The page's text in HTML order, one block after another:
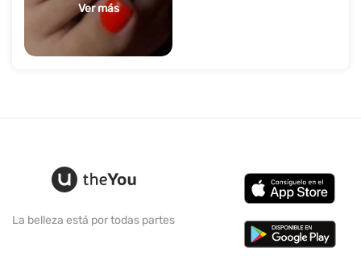
Ver más
La belleza está por todas partes